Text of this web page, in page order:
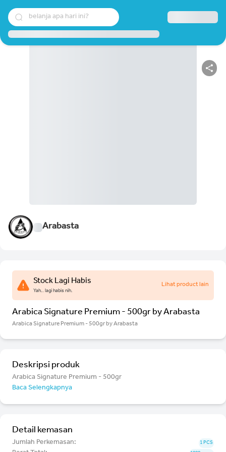
belanja apa hari ini?
Arabasta
Stock Lagi Habis
Yah.. lagi habis nih.
Lihat product lain
Arabica Signature Premium - 500gr by Arabasta
Arabica Signature Premium - 500gr by Arabasta
Deskripsi produk
Arabica Signature Premium - 500gr
Baca Selengkapnya
Detail kemasan
Jumlah Perkemasan: 1 PCS